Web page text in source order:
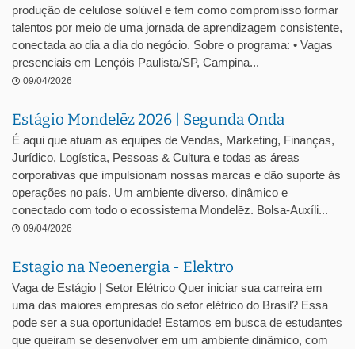
produção de celulose solúvel e tem como compromisso formar
talentos por meio de uma jornada de aprendizagem consistente,
conectada ao dia a dia do negócio. Sobre o programa: • Vagas
presenciais em Lençóis Paulista/SP, Campina...
09/04/2026
Estágio Mondelēz 2026 | Segunda Onda
É aqui que atuam as equipes de Vendas, Marketing, Finanças,
Jurídico, Logística, Pessoas & Cultura e todas as áreas
corporativas que impulsionam nossas marcas e dão suporte às
operações no país. Um ambiente diverso, dinâmico e
conectado com todo o ecossistema Mondelēz. Bolsa-Auxíli...
09/04/2026
Estagio na Neoenergia - Elektro
Vaga de Estágio | Setor Elétrico Quer iniciar sua carreira em
uma das maiores empresas do setor elétrico do Brasil? Essa
pode ser a sua oportunidade! Estamos em busca de estudantes
que queiram se desenvolver em um ambiente dinâmico, com